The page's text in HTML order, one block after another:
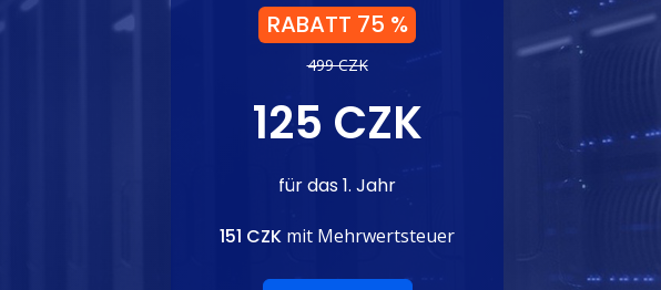
RABATT 75 %
499 CZK
125 CZK
für das 1. Jahr
151 CZK mit Mehrwertsteuer